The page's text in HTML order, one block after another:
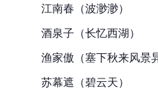
江南春（波渺渺）
酒泉子（长忆西湖）
渔家傲（塞下秋来风景
苏幕遮（碧云天）